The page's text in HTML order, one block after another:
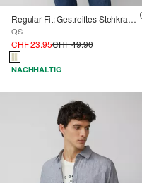
Regular Fit: Gestreiftes Stehkragenhemd aus Baumwolle
QS
CHF 23.95CHF 49.90
NACHHALTIG